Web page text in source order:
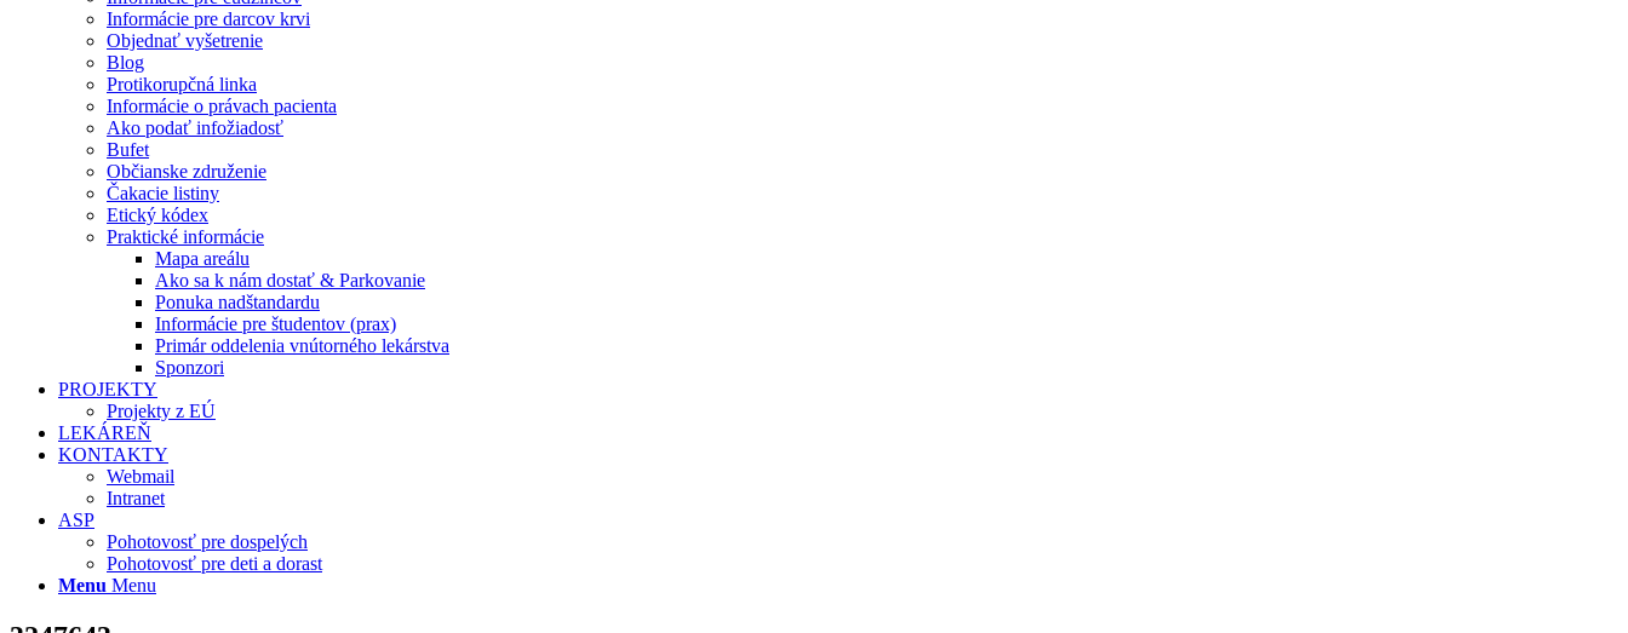
Informácie pre darcov krvi
Objednať vyšetrenie
Blog
Protikorupčná linka
Informácie o právach pacienta
Ako podať infožiadosť
Bufet
Občianske združenie
Čakacie listiny
Etický kódex
Praktické informácie
Mapa areálu
Ako sa k nám dostať & Parkovanie
Ponuka nadštandardu
Informácie pre študentov (prax)
Primár oddelenia vnútorného lekárstva
Sponzori
PROJEKTY
Projekty z EÚ
LEKÁREŇ
KONTAKTY
Webmail
Intranet
ASP
Pohotovosť pre dospelých
Pohotovosť pre deti a dorast
Menu Menu